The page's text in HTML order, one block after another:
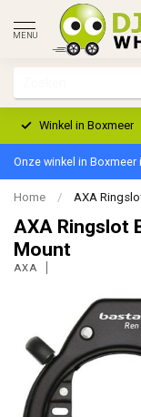
MENU
Winkel in Boxmeer
Onze winkel in
Home / AXA
AXA Ringslot
Mount
AXA